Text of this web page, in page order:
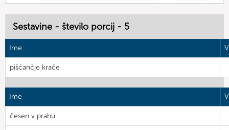
Sestavine - število porcij - 5
Ime
piščančje krače
Ime
česen v prahu